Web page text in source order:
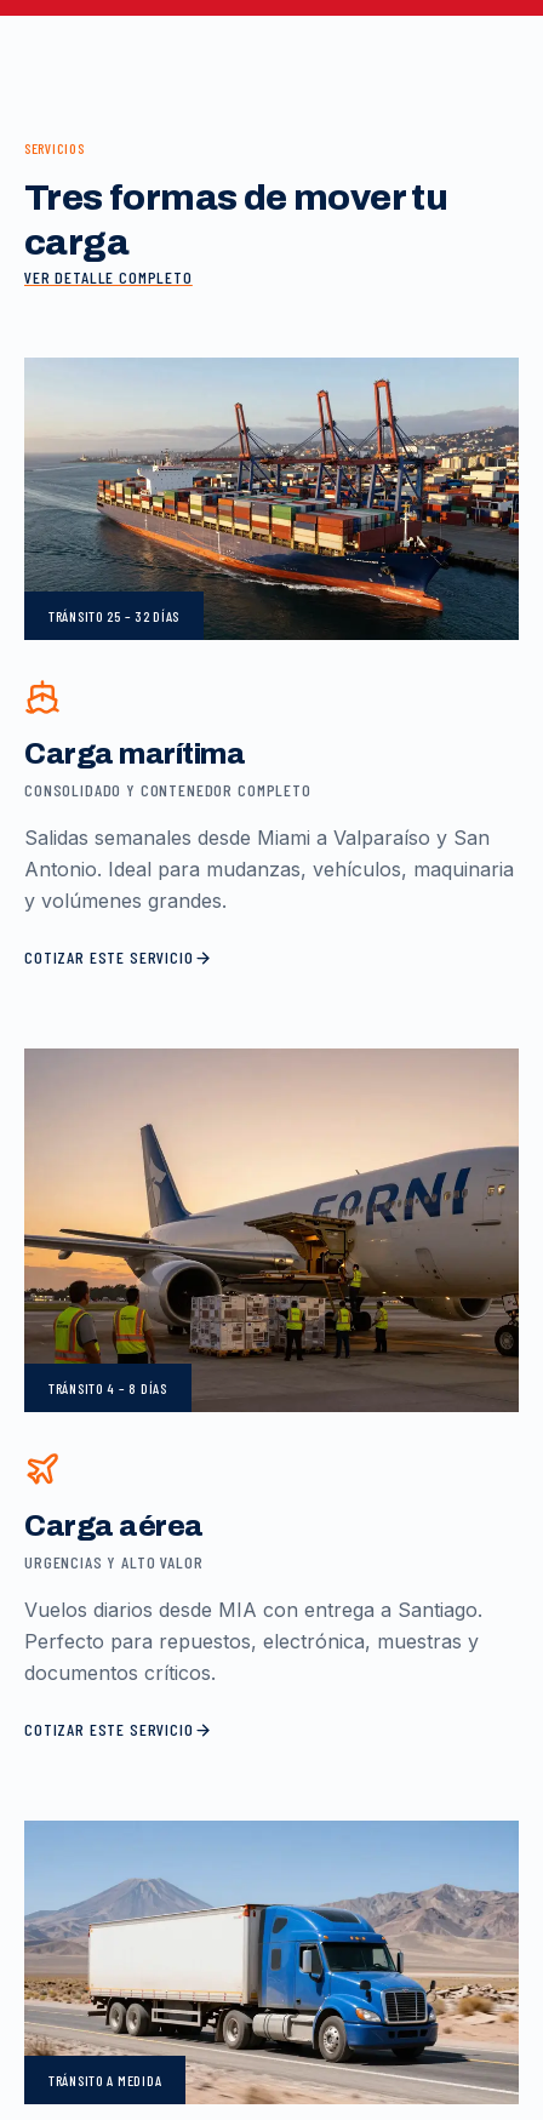
SERVICIOS
Tres formas de mover tu
carga
VER DETALLE COMPLETO
TRÁNSITO 25 – 32 DÍAS
Carga marítima
CONSOLIDADO Y CONTENEDOR COMPLETO
Salidas semanales desde Miami a Valparaíso y San
Antonio. Ideal para mudanzas, vehículos, maquinaria
y volúmenes grandes.
COTIZAR ESTE SERVICIO
TRÁNSITO4 – 8 DÍAS
Carga aérea
URGENCIAS Y ALTO VALOR
Vuelos diarios desde MIA con entrega a Santiago.
Perfecto para repuestos, electrónica, muestras y
documentos críticos.
COTIZAR ESTE SERVICIO
TRÁNSITOA MEDIDA